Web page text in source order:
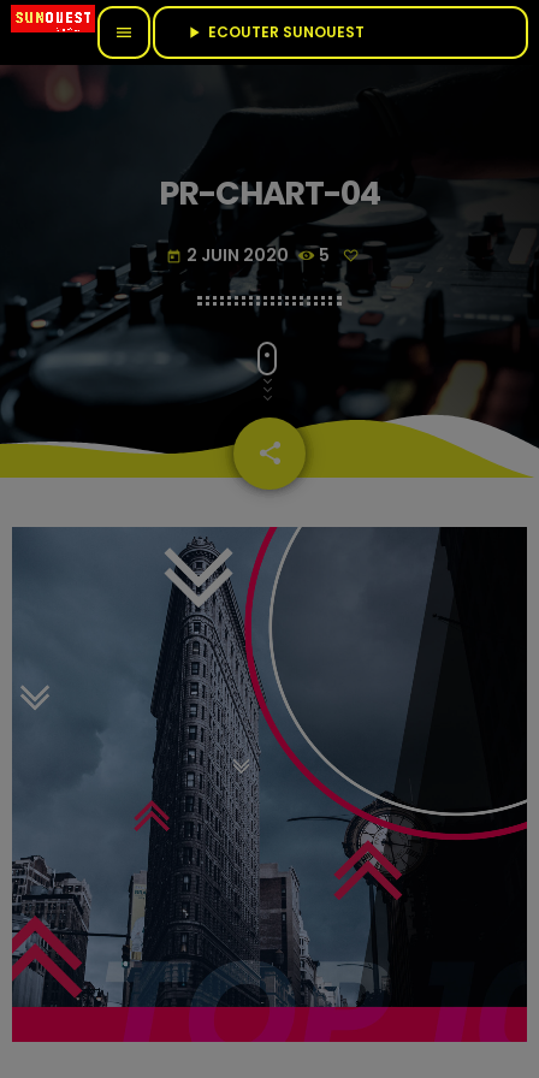
menu play_arrow
PR-CHART-04
today 2 JUIN 2020 5
share
email